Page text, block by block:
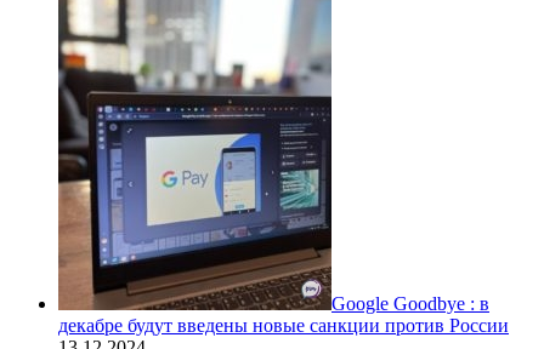
Google Goodbye : в
декабре будут введены новые санкции против России